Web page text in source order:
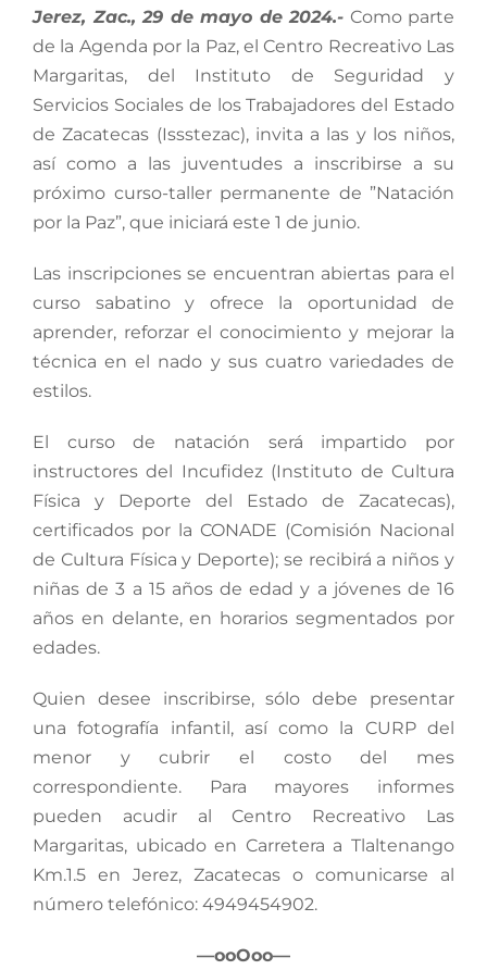
Jerez, Zac., 29 de mayo de 2024.- Como parte
de la Agenda por la Paz, el Centro Recreativo Las
Margaritas, del Instituto de Seguridad y
Servicios Sociales de los Trabajadores del Estado
de Zacatecas (Issstezac), invita a las y los niños,
así como a las juventudes a inscribirse a su
próximo curso-taller permanente de ”Natación
por la Paz”, que iniciará este 1 de junio.
Las inscripciones se encuentran abiertas para el
curso sabatino y ofrece la oportunidad de
aprender, reforzar el conocimiento y mejorar la
técnica en el nado y sus cuatro variedades de
estilos.
El curso de natación será impartido por
instructores del Incufidez (Instituto de Cultura
Física y Deporte del Estado de Zacatecas),
certificados por la CONADE (Comisión Nacional
de Cultura Física y Deporte); se recibirá a niños y
niñas de 3 a 15 años de edad y a jóvenes de 16
años en delante, en horarios segmentados por
edades.
Quien desee inscribirse, sólo debe presentar
una fotografía infantil, así como la CURP del
menor y cubrir el costo del mes
correspondiente. Para mayores informes
pueden acudir al Centro Recreativo Las
Margaritas, ubicado en Carretera a Tlaltenango
Km.1.5 en Jerez, Zacatecas o comunicarse al
número telefónico: 4949454902.
—ooOoo—